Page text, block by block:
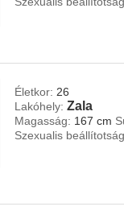
Életkor: 26
Lakóhely: Zala
Magasság: 167 cm
Szexualis